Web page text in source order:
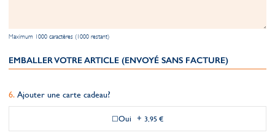
Maximum 1000 caractères (1000 restant)
EMBALLER VOTRE ARTICLE (ENVOYÉ SANS FACTURE)
Ajouter une carte cadeau?
Oui + 3,95 €